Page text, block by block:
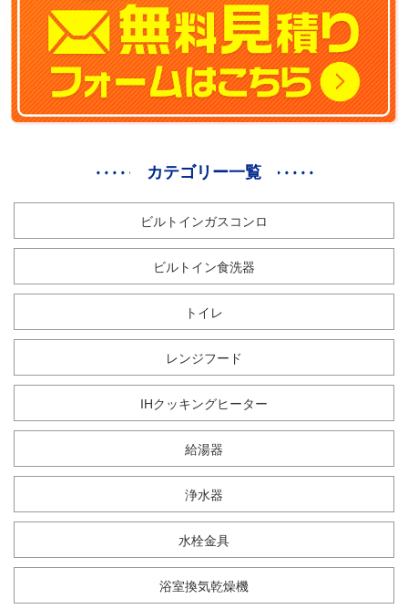
カテゴリー一覧
ビルトインガスコンロ
ビルトイン食洗器
トイレ
レンジフード
IHクッキングヒーター
給湯器
浄水器
水栓金具
浴室換気乾燥機